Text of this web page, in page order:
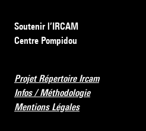
Soutenir l’IRCAM
Centre Pompidou
Projet Répertoire Ircam
Infos / Méthodologie
Mentions Légales